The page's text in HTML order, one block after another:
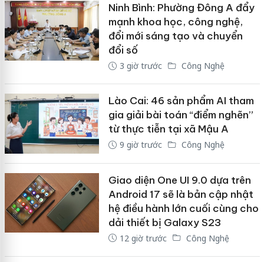
Ninh Bình: Phường Đông A đẩy
mạnh khoa học, công nghệ,
đổi mới sáng tạo và chuyển
đổi số
3 giờ trước Công Nghệ
Lào Cai: 46 sản phẩm AI tham
gia giải bài toán “điểm nghẽn”
từ thực tiễn tại xã Mậu A
9 giờ trước Công Nghệ
Giao diện One UI 9.0 dựa trên
Android 17 sẽ là bản cập nhật
hệ điều hành lớn cuối cùng cho
dải thiết bị Galaxy S23
12 giờ trước Công Nghệ